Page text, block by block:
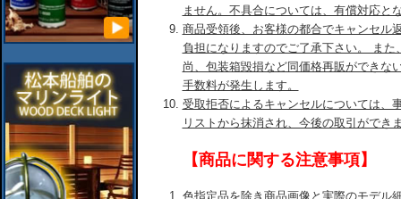
ません。不具合については、有償対応と
商品受領後、お客様の都合でキャンセル
負担になりますのでご了承下さい。 ま
尚、包装箱毀損など同価格再販ができな
手数料が発生します。
受取拒否によるキャンセルについては、
リストから抹消され、今後の取引ができ
【商品に関する注意事項】
色指定品を除き商品画像と実際のモデル